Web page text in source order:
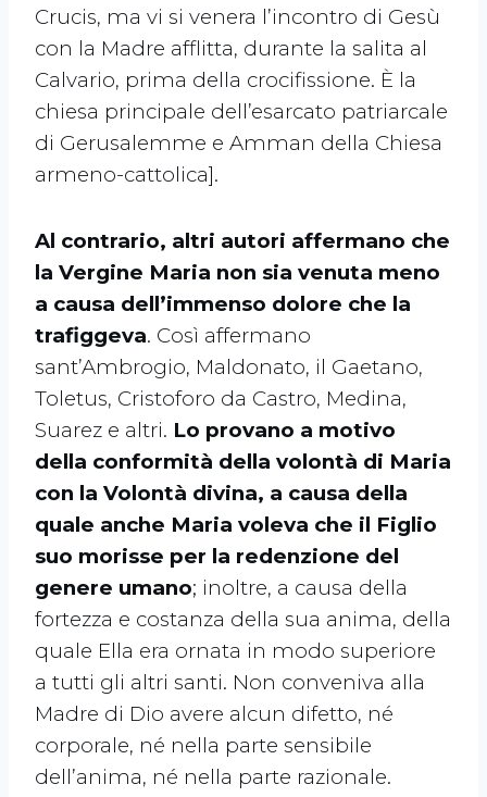
Crucis, ma vi si venera l’incontro di Gesù
con la Madre afflitta, durante la salita al
Calvario, prima della crocifissione. È la
chiesa principale dell’esarcato patriarcale
di Gerusalemme e Amman della Chiesa
armeno-cattolica].
Al contrario, altri autori affermano che
la Vergine Maria non sia venuta meno
a causa dell’immenso dolore che la
trafiggeva. Così affermano
sant’Ambrogio, Maldonato, il Gaetano,
Toletus, Cristoforo da Castro, Medina,
Suarez e altri. Lo provano a motivo
della conformità della volontà di Maria
con la Volontà divina, a causa della
quale anche Maria voleva che il Figlio
suo morisse per la redenzione del
genere umano; inoltre, a causa della
fortezza e costanza della sua anima, della
quale Ella era ornata in modo superiore
a tutti gli altri santi. Non conveniva alla
Madre di Dio avere alcun difetto, né
corporale, né nella parte sensibile
dell’anima, né nella parte razionale.